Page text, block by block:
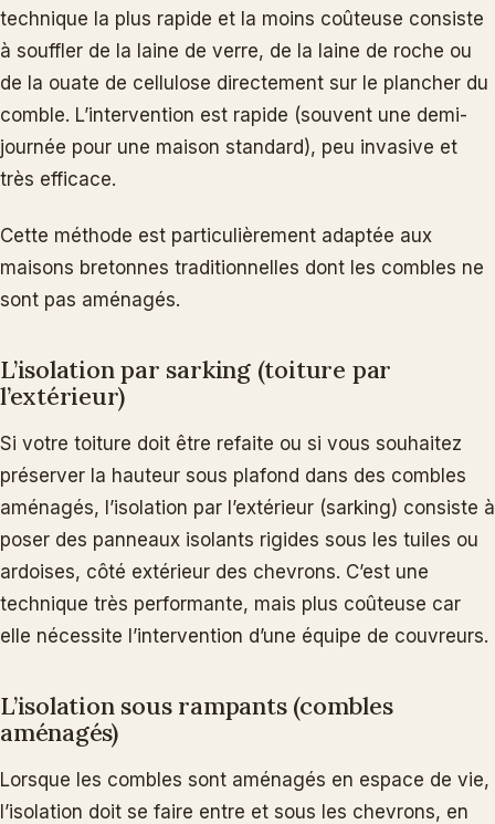
technique la plus rapide et la moins coûteuse consiste
à souffler de la laine de verre, de la laine de roche ou
de la ouate de cellulose directement sur le plancher du
comble. L’intervention est rapide (souvent une demi-
journée pour une maison standard), peu invasive et
très efficace.
Cette méthode est particulièrement adaptée aux
maisons bretonnes traditionnelles dont les combles ne
sont pas aménagés.
L’isolation par sarking (toiture par
l’extérieur)
Si votre toiture doit être refaite ou si vous souhaitez
préserver la hauteur sous plafond dans des combles
aménagés, l’isolation par l’extérieur (sarking) consiste à
poser des panneaux isolants rigides sous les tuiles ou
ardoises, côté extérieur des chevrons. C’est une
technique très performante, mais plus coûteuse car
elle nécessite l’intervention d’une équipe de couvreurs.
L’isolation sous rampants (combles
aménagés)
Lorsque les combles sont aménagés en espace de vie,
l’isolation doit se faire entre et sous les chevrons, en